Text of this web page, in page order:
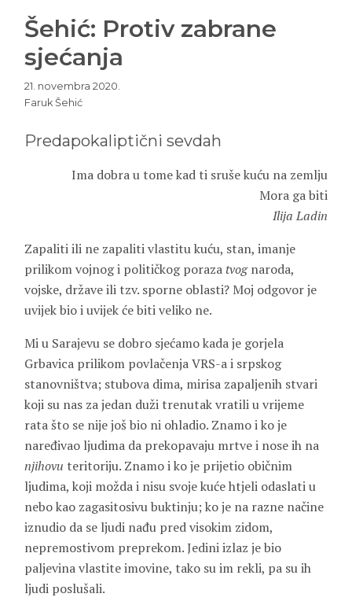
Šehić: Protiv zabrane
sjećanja
21. novembra 2020.
Faruk Šehić
Predapokaliptični sevdah
Ima dobra u tome kad ti sruše kuću na zemlju
Mora ga biti
Ilija Ladin
Zapaliti ili ne zapaliti vlastitu kuću, stan, imanje
prilikom vojnog i političkog poraza tvognaroda,
vojske, države ili tzv. sporne oblasti? Moj odgovor je
uvijek bio i uvijek će biti veliko ne.
Mi u Sarajevu se dobro sjećamo kada je gorjela
Grbavica prilikom povlačenja VRS-a i srpskog
stanovništva; stubova dima, mirisa zapaljenih stvari
koji su nas za jedan duži trenutak vratili u vrijeme
rata što se nije još bio ni ohladio. Znamo i ko je
naređivao ljudima da prekopavaju mrtve i nose ih na
njihovu teritoriju. Znamo i ko je prijetio običnim
ljudima, koji možda i nisu svoje kuće htjeli odaslati u
nebo kao zagasitosivu buktinju; ko je na razne načine
iznudio da se ljudi nađu pred visokim zidom,
nepremostivom preprekom. Jedini izlaz je bio
paljevina vlastite imovine, tako su im rekli, pa su ih
ljudi poslušali.